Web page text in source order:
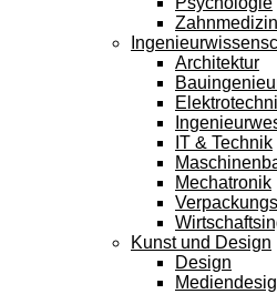
Zahnmedizin
Architektur
IT & Technik
Mechatronik
Kunst und Design
Design